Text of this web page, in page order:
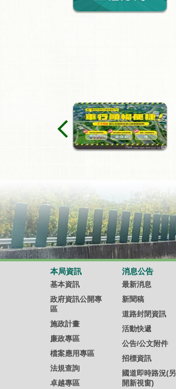
本局資訊
基本資訊
政府資訊公開專
區
施政計畫
廉政專區
檔案應用專區
法規查詢
卓越專區
消息公告
最新消息
新聞稿
道路封閉資訊
活動快遞
公告/公文附件
招標資訊
國道即時路況(另
開新視窗)